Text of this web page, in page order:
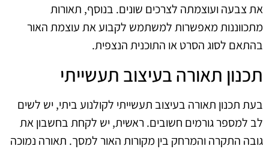
את צבעה ועוצמתה לצרכים שונים. בנוסף, תאורות
מתכווננות מאפשרות למשתמש לקבוע את עוצמת האור
בהתאם לסוג הסרט או התוכנית הנצפית.
תכנון תאורה בעיצוב תעשייתי
בעת תכנון תאורה בעיצוב תעשייתי לקולנוע ביתי, יש לשים
לב למספר גורמים חשובים. ראשית, יש לקחת בחשבון את
גובה התקרה והמרחק בין מקורות האור למסך. תאורה נמוכה